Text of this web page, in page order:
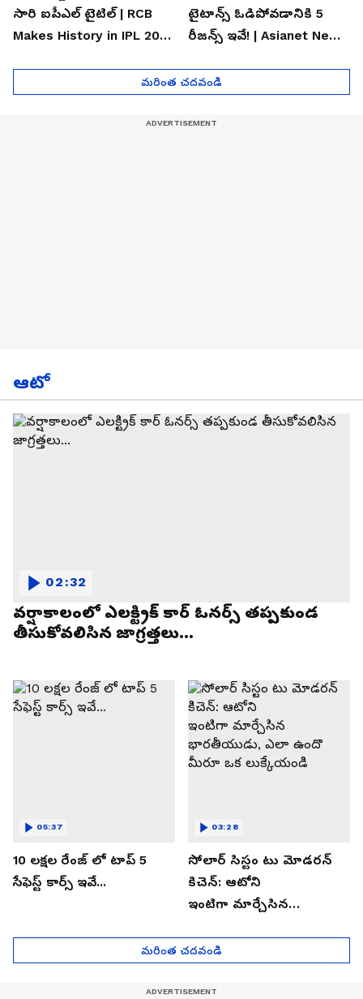
సారి ఐపీఎల్ టైటిల్ | RCB
Makes History in IPL 2026
టైటాన్స్ ఓడిపోవడానికి 5
రీజన్స్ ఇవే! | Asianet News
మరింత చదవండి
ఆటో
వర్షాకాలంలో ఎలక్ట్రిక్ కార్ ఓనర్స్ తప్పకుండ
తీసుకోవలిసిన జాగ్రత్తలు...
02:32
10 లక్షల రేంజ్ లో టాప్ 5
సేఫెస్ట్ కార్స్ ఇవే...
05:37
సోలార్ సిస్టం టు మోడరన్
కిచెన్: ఆటోని
ఇంటిగా మార్చేసిన
మీరూ ఒక లుక్కేయండి
03:28
మరింత చదవండి